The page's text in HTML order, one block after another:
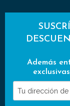
Además
Tu
dirección